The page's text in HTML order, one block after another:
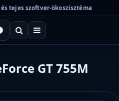
tejes szoftver-ökoszisztéma
GT 755M